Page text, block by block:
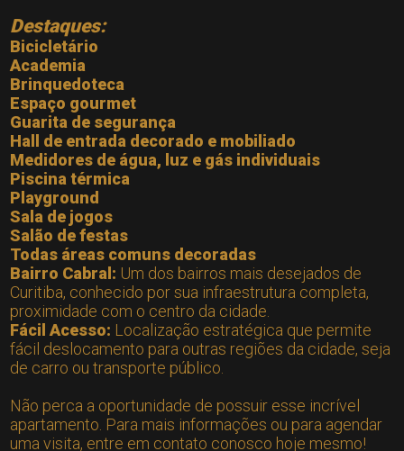
Destaques:
Bicicletário
Academia
Brinquedoteca
Espaço gourmet
Guarita de segurança
Hall de entrada decorado e mobiliado
Medidores de água, luz e gás individuais
Piscina térmica
Playground
Sala de jogos
Salão de festas
Todas áreas comuns decoradas
Bairro Cabral: Um dos bairros mais desejados de
Curitiba, conhecido por sua infraestrutura completa,
proximidade com o centro da cidade.
Fácil Acesso: Localização estratégica que permite
fácil deslocamento para outras regiões da cidade, seja
de carro ou transporte público.
Não perca a oportunidade de possuir esse incrível
apartamento. Para mais informações ou para agendar
uma visita, entre em contato conosco hoje mesmo!